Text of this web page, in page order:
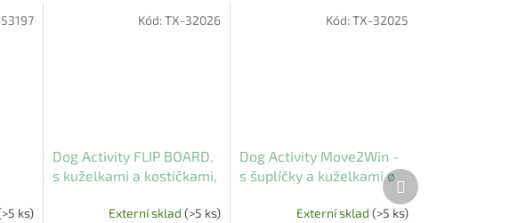
ks)
Dog Activity FLIP BOARD,
s kuželkami a kostičkami,
Externí sklad(>5 ks)
Kód:TX-32026
Dog Activity Move2Win -
s šuplíčky a kuželkami ø
Externí sklad (>5 ks)
Kód:TX-32025
Další
produkt